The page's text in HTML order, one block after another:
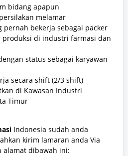
bidang apapun
melamar
pernah bekerja sebagai packer
produksi di industri farmasi dan
status sebagai karyawan
secara shift (2/3 shift)
di Kawasan Industri
Timur
Indonesia sudah anda
kirim lamaran anda Via
alamat dibawah ini: